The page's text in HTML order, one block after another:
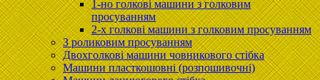
1-но голкові машини з голковим
просуванням
2-х голкові машини з голковим просуванням
З роликовим просуванням
Двохголкові машини човникового стібка
Машини пласткошовні (розпошивочні)